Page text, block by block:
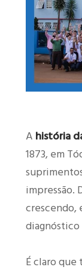
A história
1873, em
impressão.
crescendo,
diagnóstico
É claro que